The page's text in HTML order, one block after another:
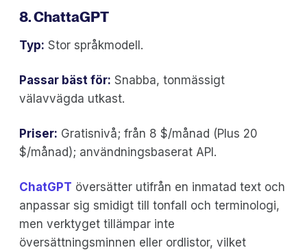
8. ChattaGPT
Typ: Stor språkmodell.
Passar bäst för: Snabba, tonmässigt
välavvägda utkast.
Priser: Gratisnivå; från 8 $/månad (Plus 20
$/månad); användningsbaserat API.
ChatGPT översätter utifrån en inmatad text och
anpassar sig smidigt till tonfall och terminologi,
men verktyget tillämpar inte
översättningsminnen eller ordlistor, vilket